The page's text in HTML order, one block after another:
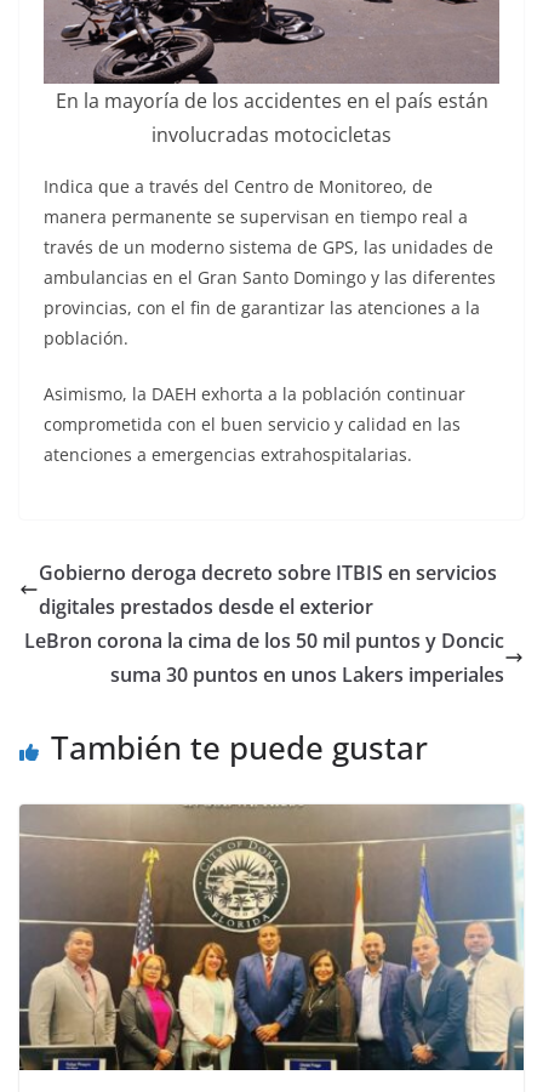
En la mayoría de los accidentes en el país están
involucradas motocicletas
Indica que a través del Centro de Monitoreo, de
manera permanente se supervisan en tiempo real a
través de un moderno sistema de GPS, las unidades de
ambulancias en el Gran Santo Domingo y las diferentes
provincias, con el fin de garantizar las atenciones a la
población.
Asimismo, la DAEH exhorta a la población continuar
comprometida con el buen servicio y calidad en las
atenciones a emergencias extrahospitalarias.
Gobierno deroga decreto sobre ITBIS en servicios
digitales prestados desde el exterior
LeBron corona la cima de los 50 mil puntos y Doncic
suma 30 puntos en unos Lakers imperiales
También te puede gustar